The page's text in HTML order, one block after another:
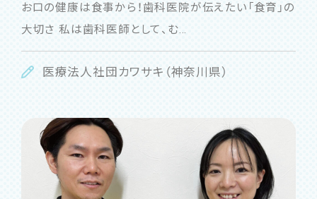
お口の健康は食事から！歯科医院が伝えたい「食育」の
大切さ 私は⻭科医師として、む...
医療法人社団カワサキ（神奈川県）